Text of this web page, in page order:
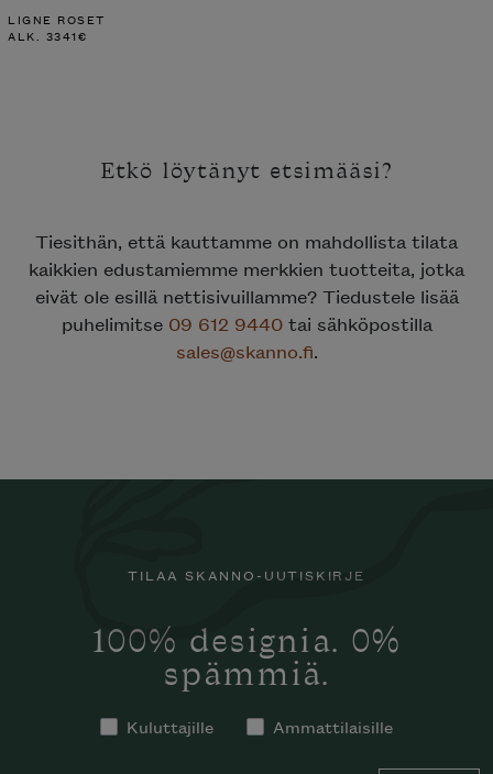
LIGNE ROSET
ALK. 3341€
Etkö löytänyt etsimääsi?
Tiesithän, että kauttamme on mahdollista tilata
kaikkien edustamiemme merkkien tuotteita, jotka
eivät ole esillä nettisivuillamme? Tiedustele lisää
puhelimitse 09 612 9440tai sähköpostilla
sales@skanno.fi.
TILAA SKANNO-UUTISKIRJE
100% designia. 0%
spämmiä.
Kuluttajille Ammattilaisille